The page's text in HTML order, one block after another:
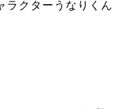
ラクターうなりくん